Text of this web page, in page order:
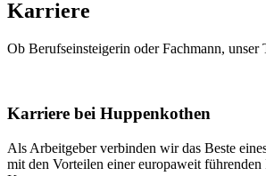
Karriere
Ob Berufseinsteigerin oder Fachmann, unser
Karriere bei Huppenkothen
Als Arbeitgeber verbinden wir das Beste
mit den Vorteilen einer europaweit